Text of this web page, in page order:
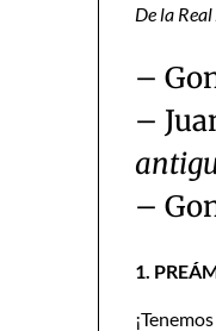
De la
–
–
–
1.